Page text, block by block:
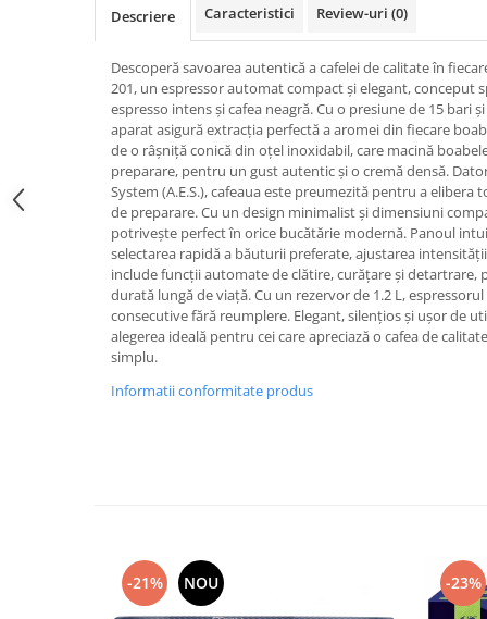
Mixere, tocatoare & roboti de
Roboți de Bucătărie
Perii de Păr Electrice
Plite
Plăci de Bază
Polizoare Unghiulare
Storcătoare Citrice
Trimmere si Fierastrae
Uscătoare de Păr
Descriere Caracteristici Review-uri (0)
Descoperă savoarea autentică a cafelei de calitate în
201, un espressor automat compact și elegant, conceput
espresso intens și cafea neagră. Cu o presiune de 15 bari
aparat asigură extracția perfectă a aromei din fiecare
de o râșniță conică din oțel inoxidabil, care macină
preparare, pentru un gust autentic și o cremă densă.
System (A.E.S.), cafeaua este preumezită pentru a
de preparare. Cu un design minimalist și dimensiuni
potrivește perfect în orice bucătărie modernă. Panoul
selectarea rapidă a băuturii preferate, ajustarea
include funcții automate de clătire, curățare și detartrare,
durată lungă de viață. Cu un rezervor de 1.2 L,
consecutive fără reumplere. Elegant, silențios și ușor de
alegerea ideală pentru cei care apreciază o cafea de
simplu.
Informatii conformitate produs
-21% NOU -23%